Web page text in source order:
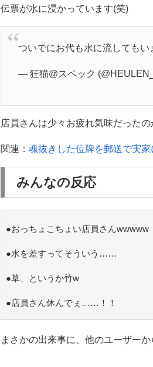
伝票が水に浸かっています(笑)
ついでにお代も水に流しても
— 狂猫@スペック
店員さんは少々お疲れ気味だった
関連： 魂抜きした位牌を郵送で実
みんなの反応
●おっちょこちょい店員さんwwwww
●水を差すってそういう……
●草、というか竹w
●店員さん休んでぇ……！！
まさかの出来事に、他のユーザー